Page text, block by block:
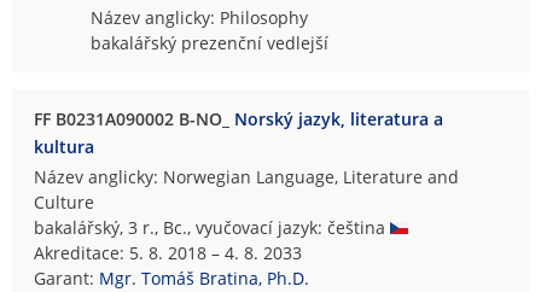
Název anglicky: Philosophy
bakalářský prezenční vedlejší
FF B0231A090002 B-NO_ Norský jazyk, literatura a
kultura
Název anglicky: Norwegian Language, Literature and
Culture
bakalářský, 3 r., Bc., vyučovací jazyk: čeština
Akreditace: 5. 8. 2018 – 4. 8. 2033
Garant: Mgr. Tomáš Bratina, Ph.D.